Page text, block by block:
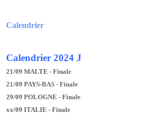
Calendrier
Calendrier 2024 J
21/09 MALTE - Finale
21/09 PAYS-BAS - Finale
29/09 POLOGNE - Finale
xx/09 ITALIE - Finale